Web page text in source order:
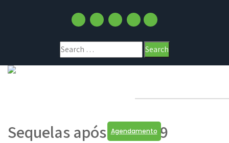
Agendamento
Sequelas após Covid-19